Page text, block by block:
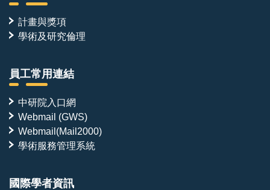
計畫與獎項
學術及研究倫理
員工常用連結
中研院入口網
Webmail (GWS)
Webmail(Mail2000)
學術服務管理系統
國際學者資訊